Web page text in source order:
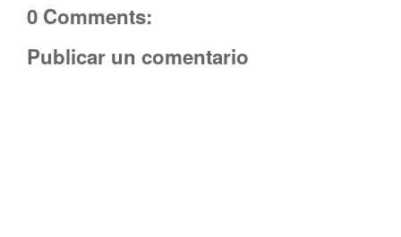
0 Comments:
Publicar un comentario